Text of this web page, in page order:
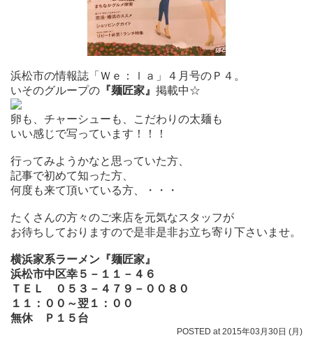
浜松市の情報誌「Ｗｅ：ｌａ」４月号のＰ４。
いそのグループの 『麺匠家』 掲載中☆
卵も、チャーシューも、こだわりの太麺も
いい感じで写っています！！！
行ってみようかなと思っていた方、
記事で初めて知った方、
何度も来て頂いている方、・・・
たくさんの方々のご来店を元気なスタッフが
お待ちしておりますので是非是非お立ち寄り下さいませ。
横浜家系ラーメン『麺匠家』
浜松市中区幸５－１１－４６
ＴＥＬ ０５３－４７９－００８０
１１：００～翌１：００
無休 Ｐ１５台
POSTED at 2015年03月30日 (月)